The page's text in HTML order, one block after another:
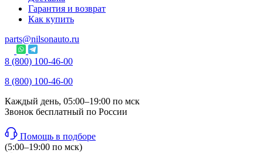
Гарантия и возврат
Как купить
parts@nilsonauto.ru
8 (800) 100-46-00
8 (800) 100-46-00
Каждый день, 05:00–19:00 по мск
Звонок бесплатный по России
Помощь в подборе
(5:00–19:00 по мск)